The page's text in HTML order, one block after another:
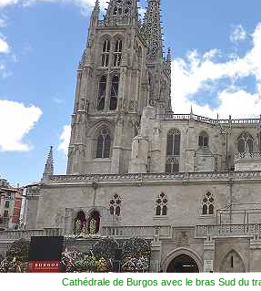
Cathédrale de Burgos avec le bras Sud du